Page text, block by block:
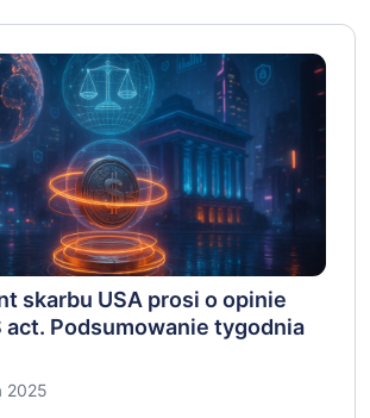
skarbu USA prosi o opinie
act. Podsumowanie tygodnia
2025